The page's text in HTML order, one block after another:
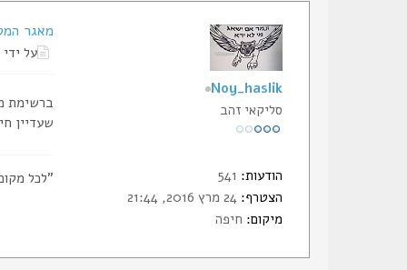
מאגר
על ידי
ברשימת
שעדיין
"לכל
Noy_haslik
סליקאי זהב
הודעות:
הצטרף:
מיקום: חיפה